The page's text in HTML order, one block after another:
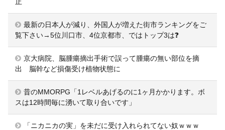
最新の日本人が減り、外国人が増えた街市ランキングをご
覧下さい→5位川口市、4位京都市、ではトップ3は❓
京大病院、脳腫瘍摘出手術で誤って腫瘍の無い部位を摘
出 脳幹など損傷受け植物状態に
昔のMMORPG「1レベルあげるのに1ヶ月かかります。ボ
スは12時間毎に湧いて取り合いです」
「ニカニカの実」を未だに受け入れられてない奴ｗｗｗ